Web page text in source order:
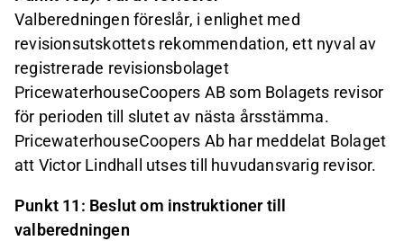
Valberedningen föreslår, i enlighet med
revisionsutskottets rekommendation, ett nyval av
registrerade revisionsbolaget
PricewaterhouseCoopers AB som Bolagets revisor
för perioden till slutet av nästa årsstämma.
PricewaterhouseCoopers Ab har meddelat Bolaget
att Victor Lindhall utses till huvudansvarig revisor.
Punkt 11: Beslut om instruktioner till
valberedningen